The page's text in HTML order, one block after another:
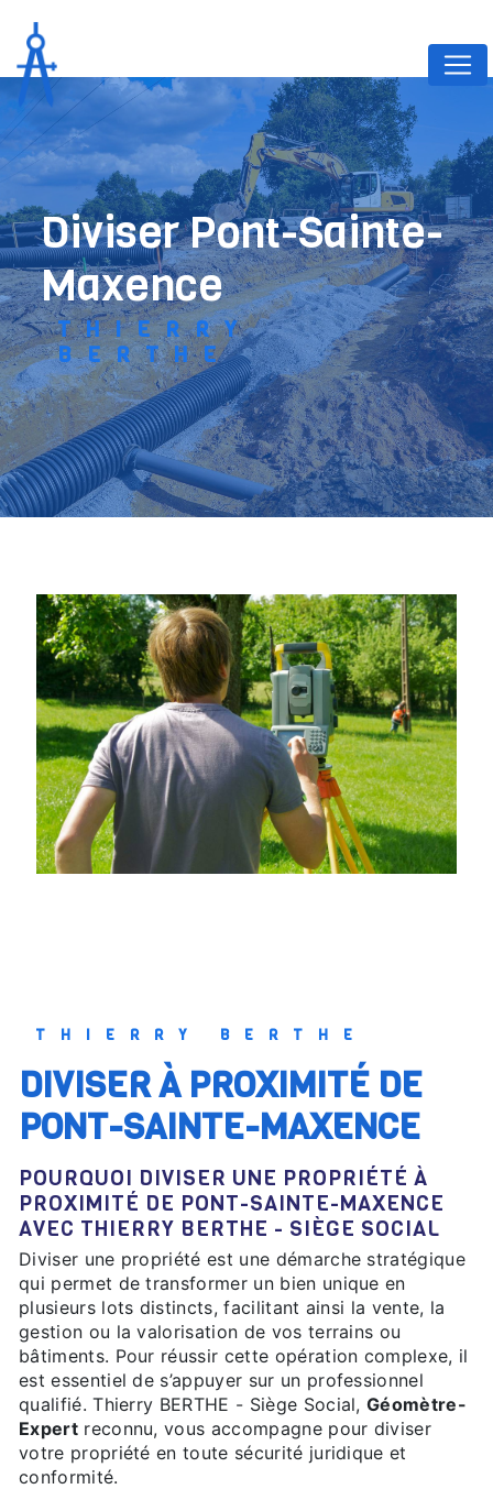
diviser Pont-Sainte-
Maxence
THIERRY
BERTHE
THIERRY BERTHE
DIVISER À PROXIMITÉ DE
PONT-SAINTE-MAXENCE
POURQUOI DIVISER UNE PROPRIÉTÉ À
PROXIMITÉ DE PONT-SAINTE-MAXENCE
AVEC THIERRY BERTHE - SIÈGE SOCIAL
Diviser une propriété est une démarche stratégique
qui permet de transformer un bien unique en
plusieurs lots distincts, facilitant ainsi la vente, la
gestion ou la valorisation de vos terrains ou
bâtiments. Pour réussir cette opération complexe, il
est essentiel de s’appuyer sur un professionnel
qualifié. Thierry BERTHE - Siège Social,Géomètre-
Expertreconnu, vous accompagne pour diviser
votre propriété en toute sécurité juridique et
conformité.